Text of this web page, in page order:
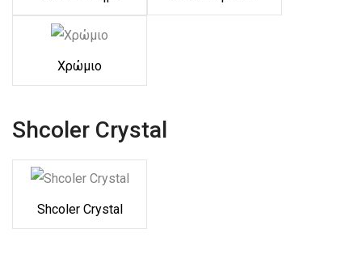
Χρώμιο
Shcoler Crystal
Shcoler Crystal